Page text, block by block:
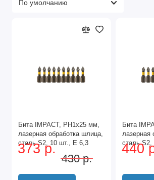
Бита IMPACT, PH1x25 мм,
лазерная обработка шлица,
сталь S2, 10 шт., Е 6,3
Denzel
373 р.
430 р.
Бита
лазерная
сталь
Denzel
440